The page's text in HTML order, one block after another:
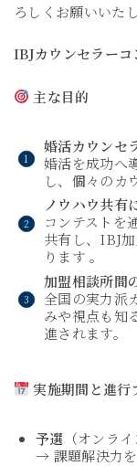
ろしくお願いいたし
IBJカウンセラー
主な目的
婚活カウンセ
婚活を成功へ
し、個々のカ
ノウハウ共有
コンテストを
共有し、IBJ
ります 。
加盟相談所間
全国の実力派
みや視点も知
進されます。
実施期間と進行
予選 （オンラ
→ 課題解決力